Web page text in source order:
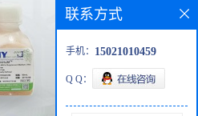
联系方式
手机： 15021010459
Q Q：